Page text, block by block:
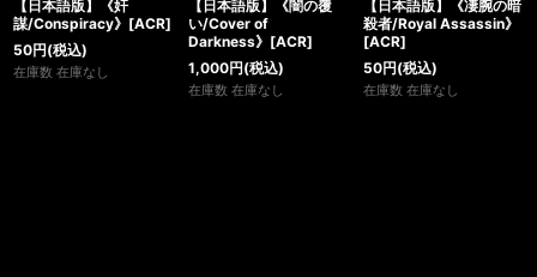
【日本語版】《奸
謀/Conspiracy》[ACR]
50円(税込)
在庫数 在庫なし
【日本語版】《闇の覆
い/Cover of
Darkness》[ACR]
1,000円(税込)
在庫数 在庫なし
【日本語版】《凄腕の暗
殺者/Royal Assassin》
[ACR]
50円(税込)
在庫数 在庫なし